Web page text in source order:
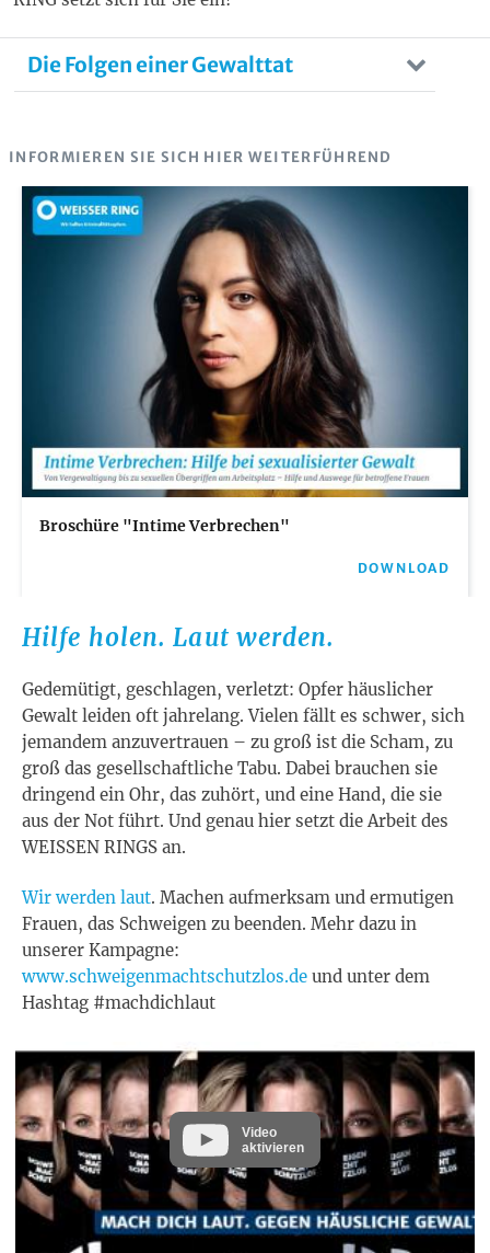
Die Folgen einer Gewalttat
INFORMIEREN SIE SICH HIER WEITERFÜHREND
Broschüre "Intime Verbrechen"
DOWNLOAD
Hilfe holen. Laut werden.
Gedemütigt, geschlagen, verletzt: Opfer häuslicher
Gewalt leiden oft jahrelang. Vielen fällt es schwer, sich
jemandem anzuvertrauen – zu groß ist die Scham, zu
groß das gesellschaftliche Tabu. Dabei brauchen sie
dringend ein Ohr, das zuhört, und eine Hand, die sie
aus der Not führt. Und genau hier setzt die Arbeit des
WEISSEN RINGS an.
Wir werden laut. Machen aufmerksam und ermutigen
Frauen, das Schweigen zu beenden. Mehr dazu in
unserer Kampagne:
www.schweigenmachtschutzlos.de und unter dem
Hashtag #machdichlaut
Video
aktivieren